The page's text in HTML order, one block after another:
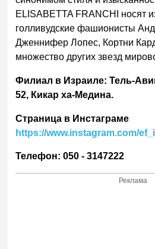
ELISABETTA FRANCHI носят
голливудские фашионисты
Дженнифер Лопес, Кортни
множество других звезд
Филиал в Израиле: Тель-
52, Кикар ха-Медина.
Страница в Инстаграме
https://www.instagram.com/
Телефон: 050 - 3147222
Реклама